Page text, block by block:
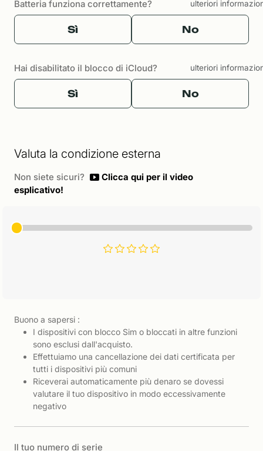
Batteria funziona correttamente? ulteriori
Sì No
Hai disabilitato il blocco di iCloud? ulteriori
Sì No
Valuta la condizione esterna
Non siete sicuri?
Clicca qui per il video
esplicativo!
Buono a sapersi :
I dispositivi con blocco Sim o bloccati in altre funzioni
sono esclusi dall'acquisto.
Effettuiamo una cancellazione dei dati certificata per
tutti i dispositivi più comuni
Riceverai automaticamente più denaro se dovessi
valutare il tuo dispositivo in modo eccessivamente
negativo
Il tuo numero di serie